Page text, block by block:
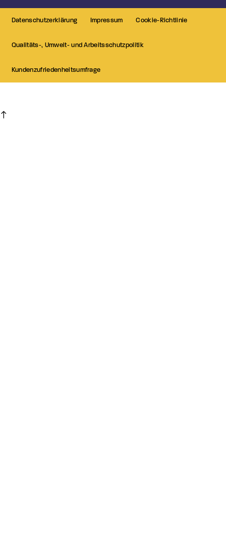
Datenschutzerklärung Impressum Cookie-Richtlinie
Qualitäts-, Umwelt- und Arbeitsschutzpolitik
Kundenzufriedenheitsumfrage